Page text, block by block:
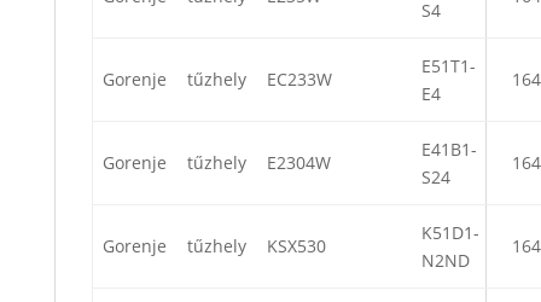
S4
Gorenje tűzhely EC233W
E51T1-
E4
Gorenje tűzhely E2304W
E41B1-
S24
Gorenje tűzhely KSX530
K51D1-
N2ND